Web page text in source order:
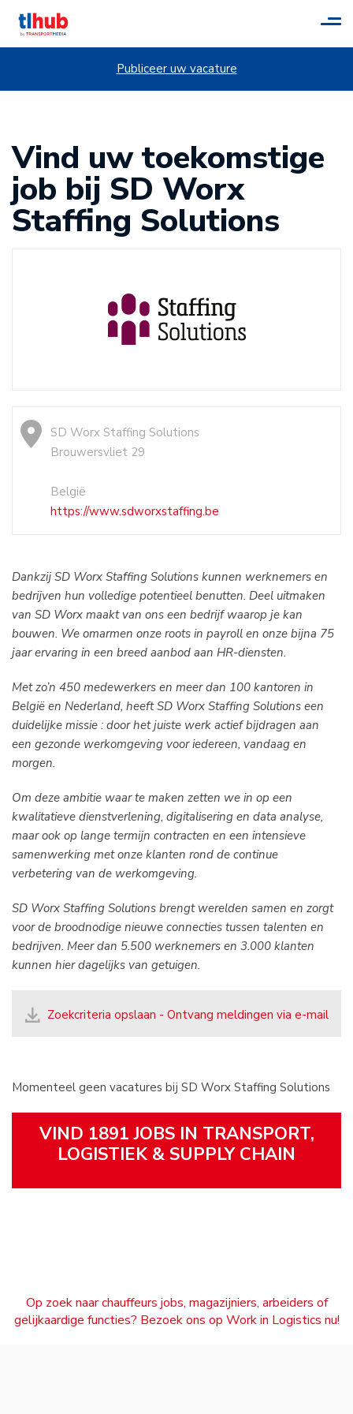
Publiceer uw vacature
Vind uw toekomstige
job bij SD Worx
Staffing Solutions
SD Worx Staffing Solutions
Brouwersvliet 29
België
https://www.sdworxstaffing.be
Dankzij SD Worx Staffing Solutions kunnen werknemers en
bedrijven hun volledige potentieel benutten. Deel uitmaken
van SD Worx maakt van ons een bedrijf waarop je kan
bouwen. We omarmen onze roots in payroll en onze bijna 75
jaar ervaring in een breed aanbod aan HR-diensten.
Met zo’n 450 medewerkers en meer dan 100 kantoren in
België en Nederland, heeft SD Worx Staffing Solutions een
duidelijke missie : door het juiste werk actief bijdragen aan
een gezonde werkomgeving voor iedereen, vandaag en
morgen.
Om deze ambitie waar te maken zetten we in op een
kwalitatieve dienstverlening, digitalisering en data analyse,
maar ook op lange termijn contracten en een intensieve
samenwerking met onze klanten rond de continue
verbetering van de werkomgeving.
SD Worx Staffing Solutions brengt werelden samen en zorgt
voor de broodnodige nieuwe connecties tussen talenten en
bedrijven. Meer dan 5.500 werknemers en 3.000 klanten
kunnen hier dagelijks van getuigen.
Zoekcriteria opslaan - Ontvang meldingen via e-mail
Momenteel geen vacatures bij SD Worx Staffing Solutions
VIND 1891 JOBS IN TRANSPORT,
LOGISTIEK & SUPPLY CHAIN
Op zoek naar chauffeurs jobs, magazijniers, arbeiders of
gelijkaardige functies? Bezoek ons op Work in Logistics nu!